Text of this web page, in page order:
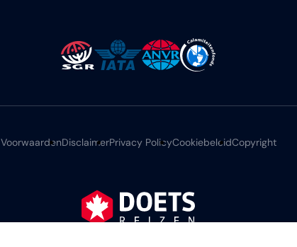
VoorwaardenDisclaimerPrivacy PolicyCookiebeleidCopyright